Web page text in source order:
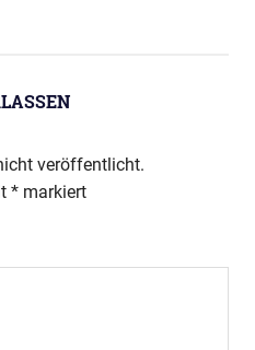
veröffentlicht.
* markiert